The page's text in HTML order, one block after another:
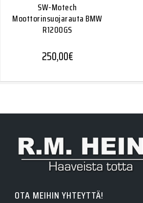
SW-Motech
Moottorinsuojarauta BMW
R1200GS
250,00€
OTA MEIHIN YHTEYTTÄ!